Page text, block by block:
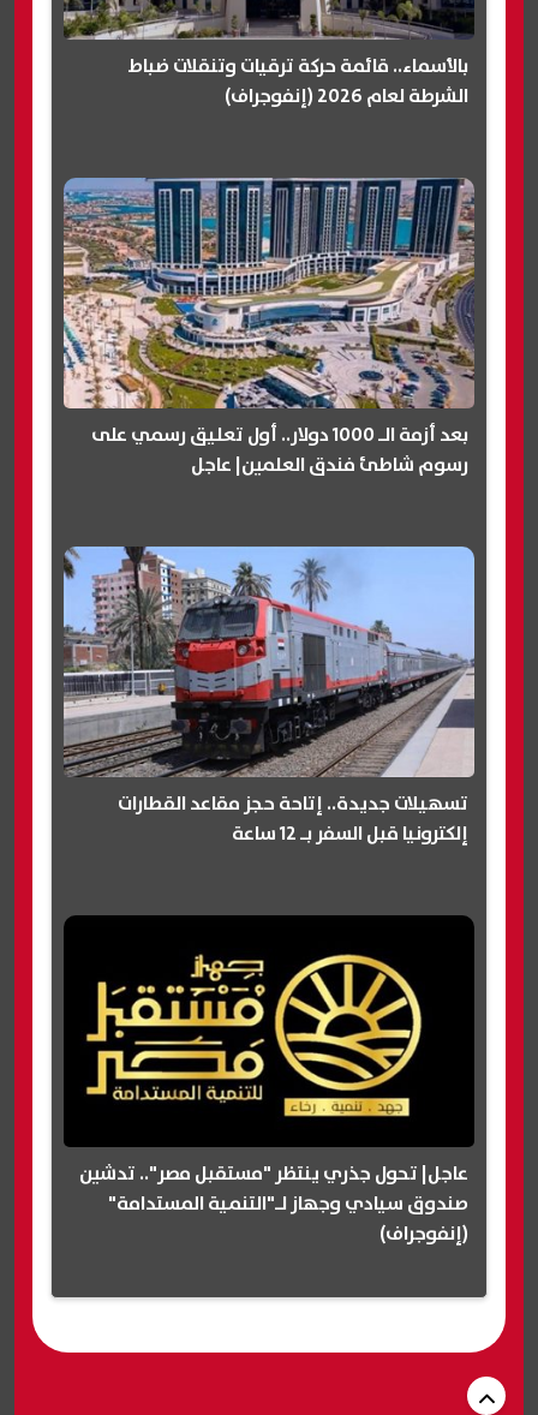
بالأسماء.. قائمة حركة ترقيات وتنقلات ضباط
الشرطة لعام 2026 (إنفوجراف)
بعد أزمة الـ 1000 دولار.. أول تعليق رسمي على
رسوم شاطئ فندق العلمين| عاجل
تسهيلات جديدة.. إتاحة حجز مقاعد القطارات
إلكترونيا قبل السفر بـ 12 ساعة
عاجل| تحول جذري ينتظر "مستقبل مصر".. تدشين
صندوق سيادي وجهاز لـ"التنمية المستدامة"
(إنفوجراف)